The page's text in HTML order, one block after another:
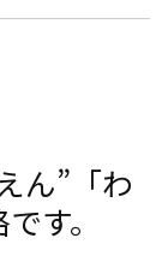
ん”「わ
す。